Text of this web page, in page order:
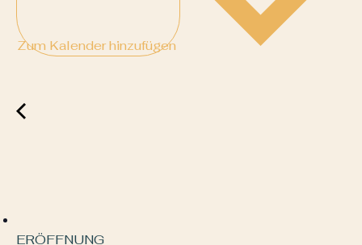
Zum Kalender hinzufügen
ERÖFFNUNG